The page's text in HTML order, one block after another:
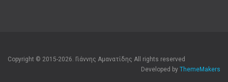
Copyright © 2015-2026. Γιάννης Αμανατίδης All rights reserved
Developed by ThemeMakers